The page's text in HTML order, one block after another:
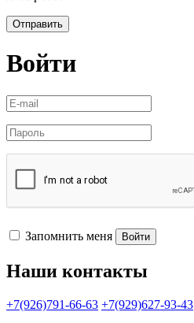
Отправить
Войти
Запомнить меня Войти
Наши контакты
+7(926)791-66-63 +7(929)627-93-43